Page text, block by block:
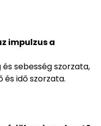
impulzus a
sebesség szorzata,
és idő szorzata.